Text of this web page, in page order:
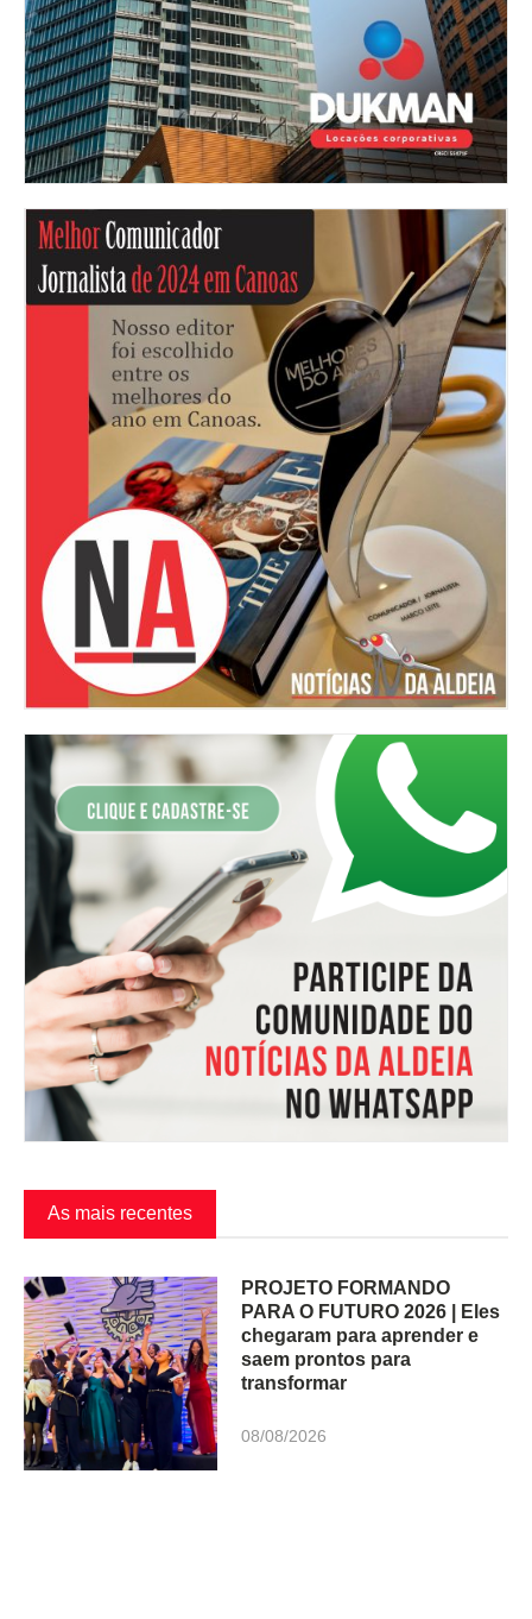
As mais recentes
PROJETO FORMANDO
PARA O FUTURO 2026 | Eles
chegaram para aprender e
saem prontos para
transformar
08/08/2026